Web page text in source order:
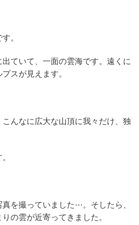
。
ていて、一面の雲海です。遠くに
スが見えます。
んなに広大な山頂に我々だけ、独
を撮っていました⋯。そしたら、
の雲が近寄ってきました。